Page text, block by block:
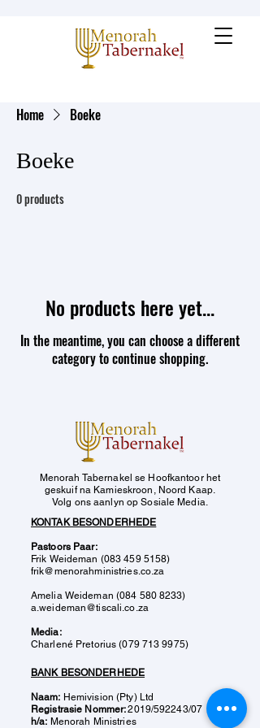
Home Boeke
Boeke
0 products
No products here yet...
In the meantime, you can choose a different
category to continue shopping.
Menorah Tabernakel se Hoofkantoor het
geskuif na Kamieskroon, Noord Kaap.
Volg ons aanlyn op Sosiale Media.
KONTAK BESONDERHEDE
Pastoors Paar:
Frik Weideman (083 459 5158)
frik@menorahministries.co.za
Amelia Weideman (084 580 8233)
a.weideman@tiscali.co.za
Media:
​Charlen​é Pretorius (079 713 9975)
BANK BESONDERHEDE
Naam: Hemivision (Pty) Ltd
Registrasie Nommer:2019/592243/07
h/a: Menorah Ministries